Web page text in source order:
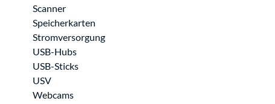
Scanner
Speicherkarten
Stromversorgung
USB-Hubs
USB-Sticks
USV
Webcams